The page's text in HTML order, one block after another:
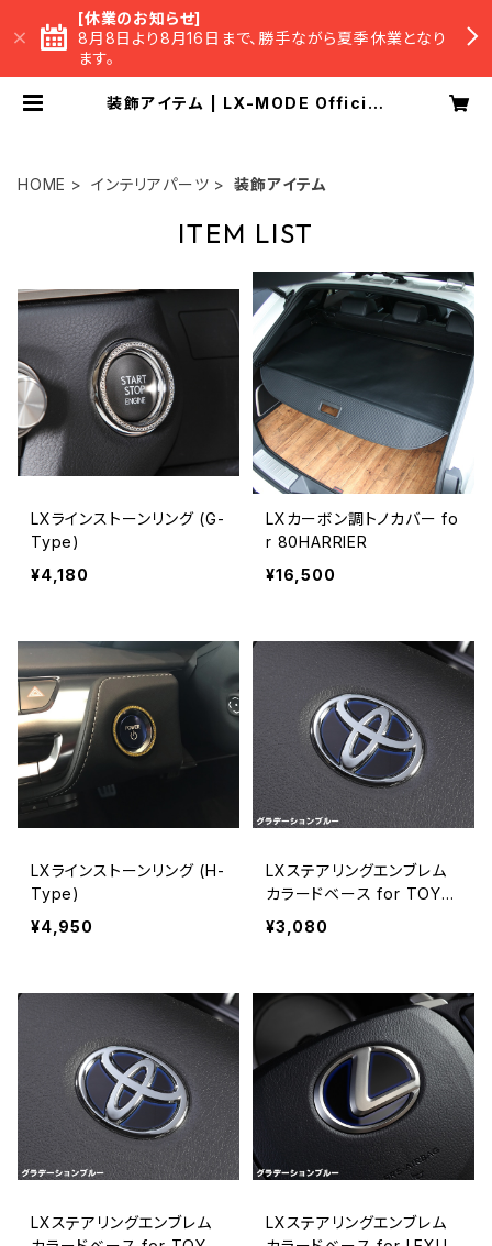
[休業のお知らせ]
8月8日より8月16日まで、勝手ながら夏季休業となり
ます。
装飾アイテム | LX-MODE Official
HOME インテリアパーツ 装飾アイテム
ITEM LIST
LXラインストーンリング (G-
Type)
¥4,180
LXカーボン調トノカバー fo
r 80HARRIER
¥16,500
LXラインストーンリング (H-
Type)
¥4,950
LXステアリングエンブレム
カラードベース for TOYO
TA Type-1
¥3,080
LXステアリングエンブレム
LXステアリングエンブレム